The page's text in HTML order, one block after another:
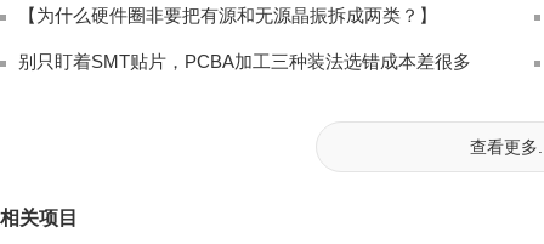
【为什么硬件圈非要把有源和无源晶振拆成两类？】
别只盯着SMT贴片，PCBA加工三种装法选错成本差很多
查看更多
相关项目